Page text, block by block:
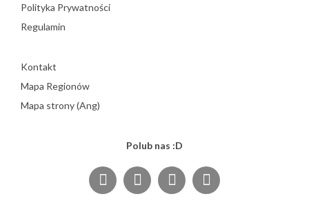
Polityka Prywatności
Regulamin
Kontakt
Mapa Regionów
Mapa strony (Ang)
Polub nas :D